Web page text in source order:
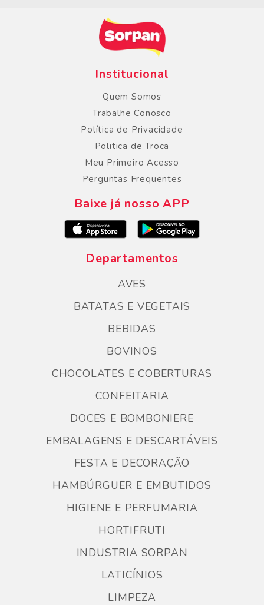
Institucional
Quem Somos
Trabalhe Conosco
Política de Privacidade
Politica de Troca
Meu Primeiro Acesso
Perguntas Frequentes
Baixe já nosso APP
Departamentos
AVES
BATATAS E VEGETAIS
BEBIDAS
BOVINOS
CHOCOLATES E COBERTURAS
CONFEITARIA
DOCES E BOMBONIERE
EMBALAGENS E DESCARTÁVEIS
FESTA E DECORAÇÃO
HAMBÚRGUER E EMBUTIDOS
HIGIENE E PERFUMARIA
HORTIFRUTI
INDUSTRIA SORPAN
LATICÍNIOS
LIMPEZA